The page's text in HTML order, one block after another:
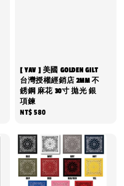
[ YAV ] 美國 GOLDEN GILT
台灣授權經銷店 2MM 不
銹鋼 麻花 30寸 拋光 銀
項鍊
Regular
NT$ 580